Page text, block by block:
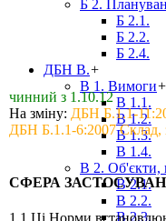
Б 2.
Б 2.1.
Б 2.2.
Б 2.4.
ДБН В.+
В 1. Вимоги+
В 1.1.
В 1.2.
В 1.3.
В 1.4.
В 2. Об'єкти,
В 2.1.
В 2.2.
В 2.3.
чинний з 1.10.12
На зміну: ДБН Б.1.1-
ДБН Б.1.1-6:2007 Склад,
СФЕРА
1.1 Ці Норми